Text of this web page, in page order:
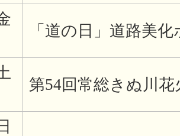
「道の日」道路美
第54回常総きぬ川花